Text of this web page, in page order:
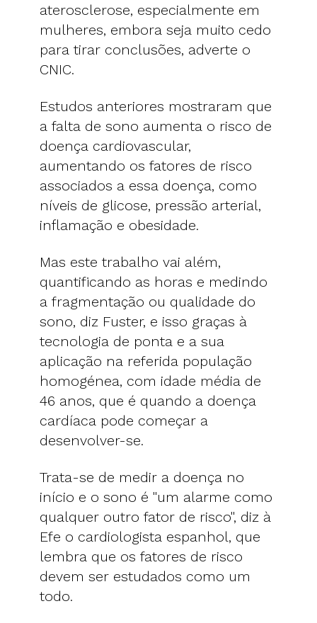
aterosclerose, especialmente em
mulheres, embora seja muito cedo
para tirar conclusões, adverte o
CNIC.
Estudos anteriores mostraram que
a falta de sono aumenta o risco de
doença cardiovascular,
aumentando os fatores de risco
associados a essa doença, como
níveis de glicose, pressão arterial,
inflamação e obesidade.
Mas este trabalho vai além,
quantificando as horas e medindo
a fragmentação ou qualidade do
sono, diz Fuster, e isso graças à
tecnologia de ponta e a sua
aplicação na referida população
homogénea, com idade média de
46 anos, que é quando a doença
cardíaca pode começar a
desenvolver-se.
Trata-se de medir a doença no
início e o sono é "um alarme como
qualquer outro fator de risco", diz à
Efe o cardiologista espanhol, que
lembra que os fatores de risco
devem ser estudados como um
todo.